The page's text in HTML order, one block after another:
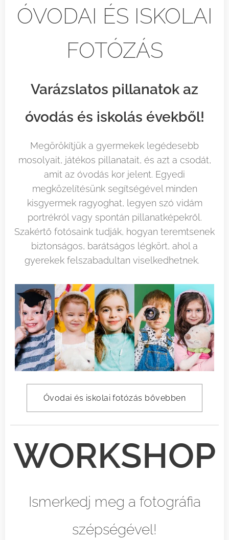
ÓVODAI ÉS ISKOLAI
FOTÓZÁS
Varázslatos pillanatok az
óvodás és iskolás évekből!
Megörökítjük a gyermekek legédesebb
mosolyait, játékos pillanatait, és azt a csodát,
amit az óvodás kor jelent. Egyedi
megközelítésünk segítségével minden
kisgyermek ragyoghat, legyen szó vidám
portrékról vagy spontán pillanatképekről.
Szakértő fotósaink tudják, hogyan teremtsenek
biztonságos, barátságos légkört, ahol a
gyerekek felszabadultan viselkedhetnek.
Óvodai és iskolai fotózás bővebben
WORKSHOP
Ismerkedj meg a fotográfia
szépségével!